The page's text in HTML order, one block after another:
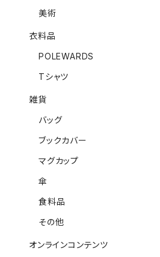
美術
衣料品
POLEWARDS
Tシャツ
雑貨
バッグ
ブックカバー
マグカップ
傘
食料品
その他
オンラインコンテンツ